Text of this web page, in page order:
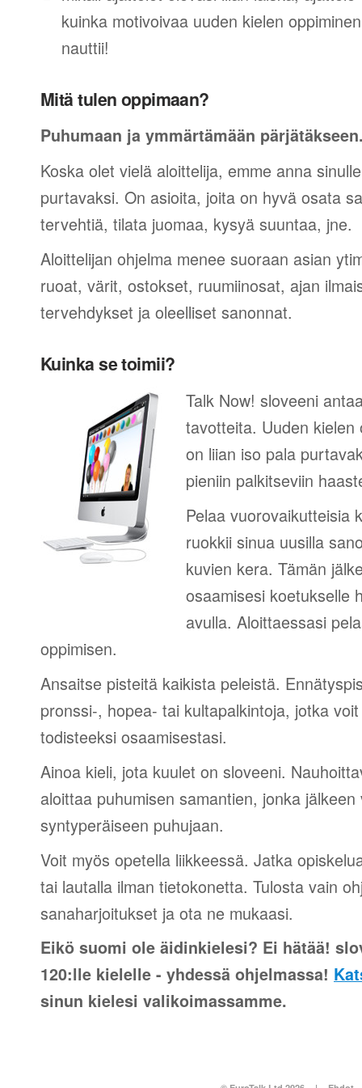
kuinka motivoivaa uuden kielen
nauttii!
Mitä tulen oppimaan?
Puhumaan ja ymmärtämään
Koska olet vielä aloittelija, emme anna
purtavaksi. On asioita, joita on hyvä osata
tervehtiä, tilata juomaa, kysyä suuntaa, jne.
Aloittelijan ohjelma menee suoraan asian
ruoat, värit, ostokset, ruumiinosat, ajan
tervehdykset ja oleelliset sanonnat.
Kuinka se toimii?
Talk Now! sloveeni
tavotteita. Uuden
on liian iso pala
pieniin palkitseviin
Pelaa vuorovaikutteisia
ruokkii sinua uusilla
kuvien kera. Tämän
osaamisesi koetukselle
avulla. Aloittaessasi
oppimisen.
Ansaitse pisteitä kaikista peleistä.
pronssi-, hopea- tai kultapalkintoja, jotka
todisteeksi osaamisestasi.
Ainoa kieli, jota kuulet on sloveeni.
aloittaa puhumisen samantien, jonka
syntyperäiseen puhujaan.
Voit myös opetella liikkeessä. Jatka
tai lautalla ilman tietokonetta. Tulosta vain
sanaharjoitukset ja ota ne mukaasi.
Eikö suomi ole äidinkielesi? Ei hätää!
120:lle kielelle - yhdessä ohjelmassa!
sinun kielesi valikoimassamme.